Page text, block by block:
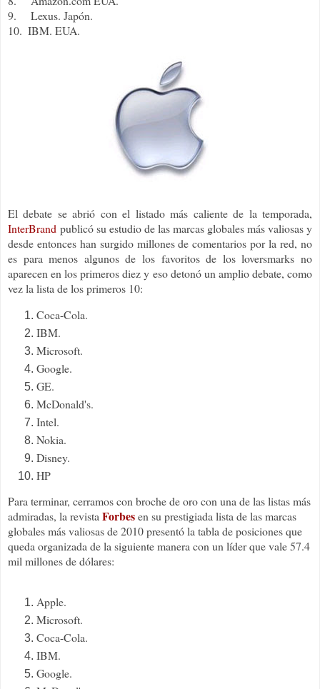
9.
Lexus. Japón.
10. IBM. EUA.
El debate se abrió con el listado más caliente de la temporada,
InterBrand publicó su estudio de las marcas globales más valiosas y
desde entonces han surgido millones de comentarios por la red, no
es para menos algunos de los favoritos de los loversmarks no
aparecen en los primeros diez y eso detonó un amplio debate, como
vez la lista de los primeros 10:
Coca-Cola.
IBM.
Microsoft.
Google.
GE.
McDonald's.
Intel.
Nokia.
Disney.
HP
Para terminar, cerramos con broche de oro con una de las listas más
admiradas, la revistaForbesen su prestigiada lista de las marcas
globales más valiosas de 2010 presentó la tabla de posiciones que
queda organizada de la siguiente manera con un líder que vale 57.4
mil millones de dólares:
Apple.
Microsoft.
Coca-Cola.
IBM.
Google.